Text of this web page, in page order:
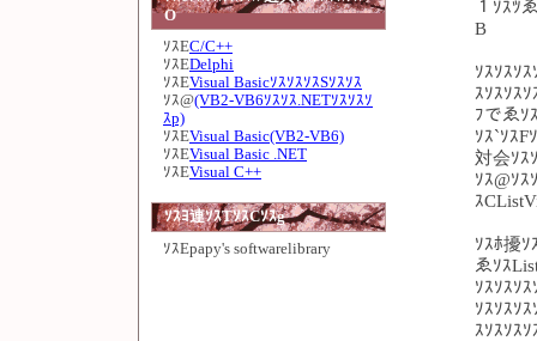
O
ｿｽEC/C++
ｿｽEDelphi
ｿｽEVisual BasicｿｽｿｽｿｽSｿｽｿｽ
ｿｽ@(VB2-VB6ｿｽｿｽ.NETｿｽｿｽｿ
ｽp)
ｿｽEVisual Basic(VB2-VB6)
ｿｽEVisual Basic .NET
ｿｽEVisual C++
ｿｽﾖ連ｿｽTｿｽCｿｽg
ｿｽEpapy's softwarelibrary
１ｿｽﾂ
B
ｿｽｿｽｿ
ｽｿｽｿｽ
ﾌでゑｿ
ｿｽ`ｿｽF
対会ｿｽ
ｿｽ@ｿｽ
ｽ
ｿｽﾎ擾ｿ
ゑｿｽ
ｿｽｿｽｿｽ
ｿｽｿｽｿ
ｽｿｽｿｽ